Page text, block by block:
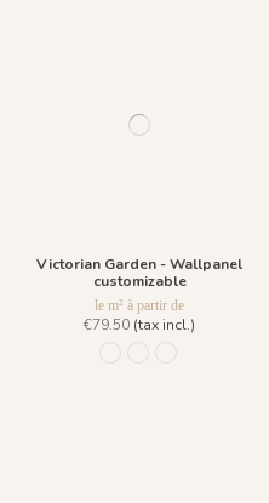
Victorian Garden - Wallpanel
customizable
le m² à partir de
€79.50 (tax incl.)